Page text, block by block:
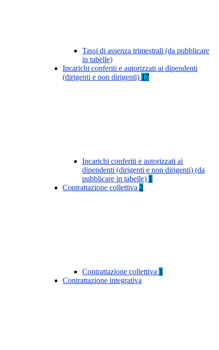
Tassi di assenza trimestrali (da pubblicare
in tabelle)
Incarichi conferiti e autorizzati ai dipendenti
(dirigenti e non dirigenti) 17
Incarichi conferiti e autorizzati ai
dipendenti (dirigenti e non dirigenti) (da
pubblicare in tabelle) 1
Contrattazione collettiva 2
Contrattazione collettiva 1
Contrattazione integrativa